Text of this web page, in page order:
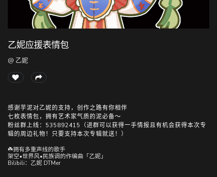
ATE
随
听
听
乙妮应援表情包
@ 乙妮
感谢芋泥对乙妮的支持，创作之路有你相伴
七枚表情包，拥有艺术家气质的泥必备～
粉丝群上线：535892415（进群可以获得一手情报且有机会获得本次专
辑的周边礼物！只要支持本次专辑就送！）
☘️拥有多重声线的歌手
架空•世界风•民族调的作编曲「乙妮」
Bilibili：乙妮 DTMer